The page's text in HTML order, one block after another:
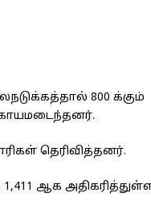
800 க்கும்
தெரிவித்தனர்.
ஆக